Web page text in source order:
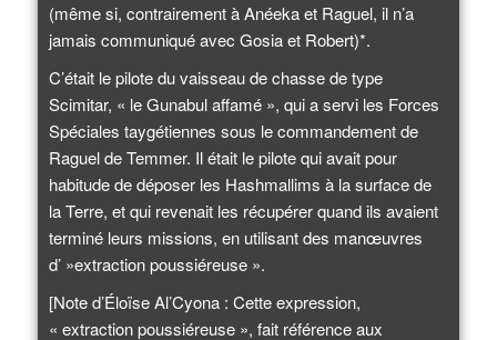
(même si, contrairement à Anéeka et Raguel, il n’a
jamais communiqué avec Gosia et Robert)*.
C’était le pilote du vaisseau de chasse de type
Scimitar, « le Gunabul affamé », qui a servi les Forces
Spéciales taygétiennes sous le commandement de
Raguel de Temmer. Il était le pilote qui avait pour
habitude de déposer les Hashmallims à la surface de
la Terre, et qui revenait les récupérer quand ils avaient
terminé leurs missions, en utilisant des manœuvres
d’ »extraction poussiéreuse ».
[Note d’Éloïse Al’Cyona : Cette expression,
« extraction poussiéreuse », fait référence aux